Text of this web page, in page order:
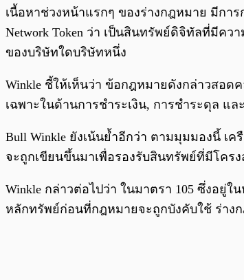
เนื้อหาช่วงหน้าแรกๆ ของร่างกฎหมาย มีกา
Network Token ว่า เป็นสินทรัพย์ดิจิทัลที่มีค
ของบริษัทใดบริษัทหนึ่ง
Winkle ชี้ให้เห็นว่า ข้อกฎหมายดังกล่าวสอด
เฉพาะในด้านการชำระเงิน, การชำระดุล
Bull Winkle ยังเน้นย้ำอีกว่า ตามมุมมองนี้ เค
จะถูกเขียนขึ้นมาเพื่อรองรับสินทรัพย์ที่มีโคร
Winkle กล่าวต่อไปว่า ในมาตรา 105 ซึ่งอยู่
หลักทรัพย์ก่อนที่กฎหมายจะถูกบังคับใช้ ร่าง